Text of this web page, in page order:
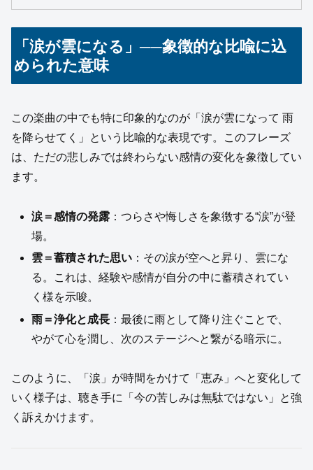
「涙が雲になる」──象徴的な比喩に込
められた意味
この楽曲の中でも特に印象的なのが「涙が雲になって 雨
を降らせてく」という比喩的な表現です。このフレーズ
は、ただの悲しみでは終わらない感情の変化を象徴してい
ます。
涙＝感情の発露 ：つらさや悔しさを象徴する“涙”が登
場。
雲＝蓄積された思い ：その涙が空へと昇り、雲にな
る。これは、経験や感情が自分の中に蓄積されてい
く様を示唆。
雨＝浄化と成長 ：最後に雨として降り注ぐことで、
やがて心を潤し、次のステージへと繋がる暗示に。
このように、「涙」が時間をかけて「恵み」へと変化して
いく様子は、聴き手に「今の苦しみは無駄ではない」と強
く訴えかけます。